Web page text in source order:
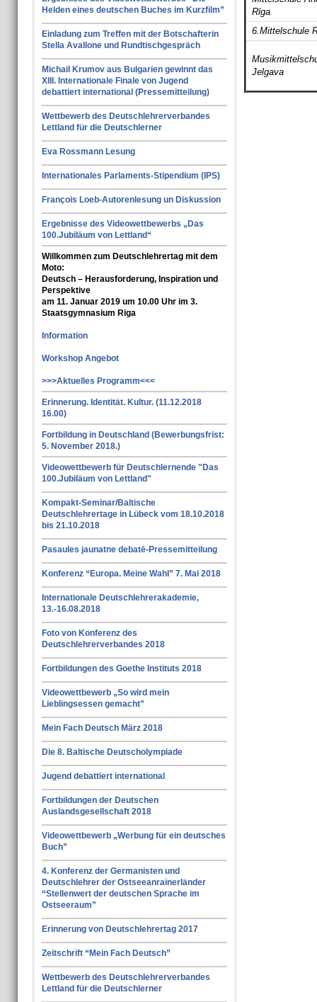
Helden eines deutschen Buches im Kurzfilm”
Einladung zum Treffen mit der Botschafterin
Stella Avallone und Rundtischgespräch
Michail Krumov aus Bulgarien gewinnt das
XIII. Internationale Finale von Jugend
debattiert international (Pressemitteilung)
Wettbewerb des Deutschlehrerverbandes
Lettland für die Deutschlerner
Eva Rossmann Lesung
Internationales Parlaments-Stipendium (IPS)
François Loeb-Autorenlesung un Diskussion
Ergebnisse des Videowettbewerbs „Das
100.Jubiläum von Lettland“
Willkommen zum Deutschlehrertag mit dem
Moto:
Deutsch – Herausforderung, Inspiration und
Perspektive
am 11. Januar 2019 um 10.00 Uhr im 3.
Staatsgymnasium Riga
Information
Workshop Angebot
>>>Aktuelles Programm<<<
Erinnerung. Identität. Kultur. (11.12.2018
16.00)
Fortbildung in Deutschland (Bewerbungsfrist:
5. November 2018.)
Videowettbewerb für Deutschlernende "Das
100.Jubiläum von Lettland"
Kompakt-Seminar/Baltische
Deutschlehrertage in Lübeck vom 18.10.2018
bis 21.10.2018
Pasaules jaunatne debatē-Pressemitteilung
Konferenz “Europa. Meine Wahl” 7. Mai 2018
Internationale Deutschlehrerakademie,
13.-16.08.2018
Foto von Konferenz des
Deutschlehrerverbandes 2018
Fortbildungen des Goethe Instituts 2018
Videowettbewerb „So wird mein
Lieblingsessen gemacht”
Mein Fach Deutsch März 2018
Die 8. Baltische Deutscholympiade
Jugend debattiert international
Fortbildungen der Deutschen
Auslandsgesellschaft 2018
Videowettbewerb „Werbung für ein deutsches
Buch”
4. Konferenz der Germanisten und
Deutschlehrer der Ostseeanrainerländer
“Stellenwert der deutschen Sprache im
Ostseeraum”
Erinnerung von Deutschlehrertag 2017
Zeitschrift “Mein Fach Deutsch”
Wettbewerb des Deutschlehrerverbandes
Lettland für die Deutschlerner
Rīga
6.Mittelschule
Jelgava